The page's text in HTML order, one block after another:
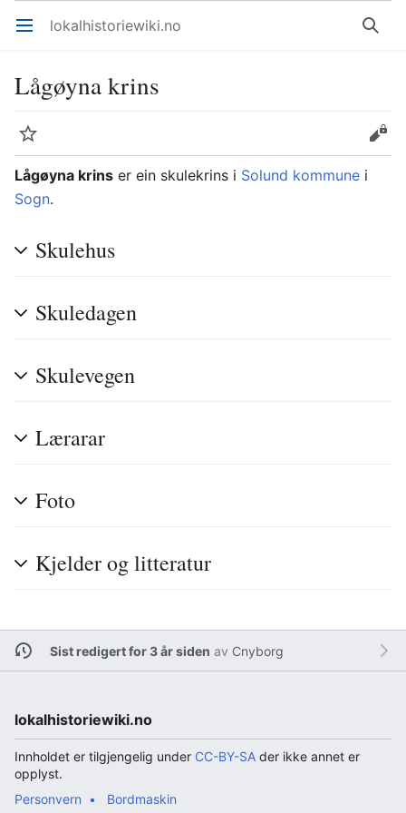
Åpne hovedmenyen lokalhistoriewiki.no Søk
Lågøyna krins
Overvåk
Rediger
Lågøyna krins er ein skulekrins i Solund kommune i
Sogn.
Skulehus
Skuledagen
Skulevegen
Lærarar
Foto
Kjelder og litteratur
Sist redigert for 3 år siden av Cnyborg
lokalhistoriewiki.no
Innholdet er tilgjengelig under CC-BY-SA der ikke annet er
opplyst.
Personvern
Bordmaskin